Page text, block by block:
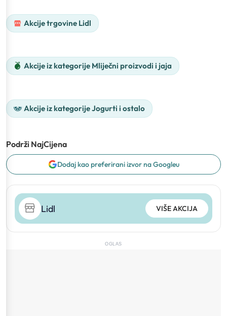
Akcije trgovine Lidl
Akcije iz kategorije Mliječni proizvodi i jaja
Akcije iz kategorije Jogurti i ostalo
Podrži NajCijena
Dodaj kao preferirani izvor na Googleu
Lidl VIŠE AKCIJA
OGLAS